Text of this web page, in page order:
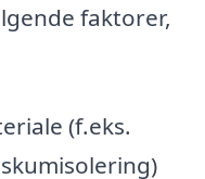
faktorer,
(f.eks.